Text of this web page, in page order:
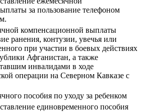
за пользование телефоном
компенсационной выплаты
ранения, контузии, увечья или
при участии в боевых действиях
Афганистан, а также
инвалидами в ходе
операции на Северном Кавказе с
пособия по уходу за ребенком
единовременного пособия